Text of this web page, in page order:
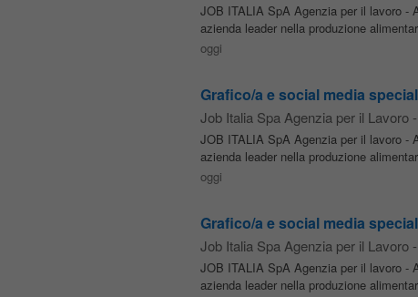
JOB ITALIA SpA Agenzia per il lavoro -
azienda leader nella produzione
oggi
Grafico/a e social media
Job Italia Spa Agenzia per il Lavoro -
JOB ITALIA SpA Agenzia per il lavoro -
azienda leader nella produzione
oggi
Grafico/a e social media
Job Italia Spa Agenzia per il Lavoro -
JOB ITALIA SpA Agenzia per il lavoro -
azienda leader nella produzione